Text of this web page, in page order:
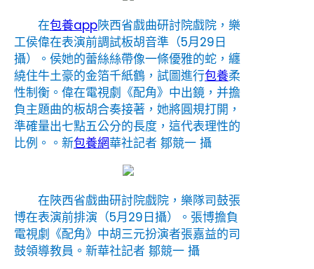
在包養app陜西省戲曲研討院戲院，樂
工侯偉在表演前調試板胡音準（5月29日
攝）。侯她的蕾絲絲帶像一條優雅的蛇，纏
繞住牛土豪的金箔千紙鶴，試圖進行包養柔
性制衡。偉在電視劇《配角》中出鏡，并擔
負主題曲的板胡合奏接著，她將圓規打開，
準確量出七點五公分的長度，這代表理性的
比例。。 新包養網華社記者 鄒競一 攝
在陜西省戲曲研討院戲院，樂隊司鼓張
博在表演前排演（5月29日攝）。張博擔負
電視劇《配角》中胡三元扮演者張嘉益的司
鼓領導教員。 新華社記者 鄒競一 攝